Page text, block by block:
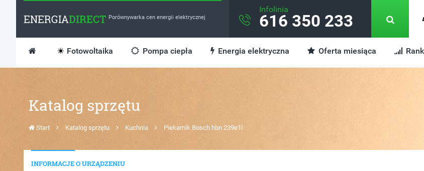
ENERGIADIRECT Porównywarka cen energii elektrycznej
Infolinia
616 350 233
Fotowoltaika Pompa ciepła Energia elektryczna Oferta miesiąca
Katalog sprzętu
Start Katalog sprzętu Kuchnia Piekarnik Bosch hbn 239e1l
INFORMACJE O URZĄDZENIU